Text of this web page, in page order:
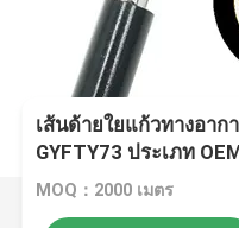
เส้นด้ายใยแก้วทางอาก
GYFTY73 ประเภท
MOQ：2000 เมตร